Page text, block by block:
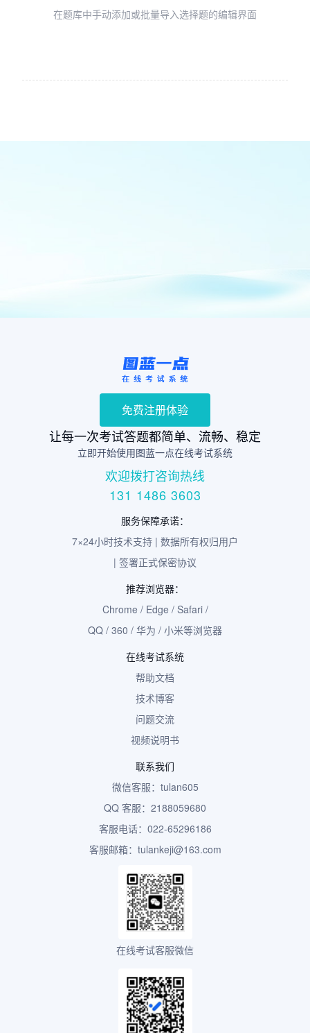
在题库中手动添加或批量导入选择题的编辑界面
免费注册体验
让每一次考试答题都简单、流畅、稳定
立即开始使用图蓝一点在线考试系统
欢迎拨打咨询热线
131 1486 3603
服务保障承诺：
7×24小时技术支持 | 数据所有权归用户
| 签署正式保密协议
推荐浏览器：
Chrome / Edge / Safari /
QQ / 360 / 华为 / 小米等浏览器
在线考试系统
帮助文档
技术博客
问题交流
视频说明书
联系我们
微信客服：tulan605
QQ 客服：2188059680
客服电话：022-65296186
客服邮箱：tulankeji@163.com
在线考试客服微信